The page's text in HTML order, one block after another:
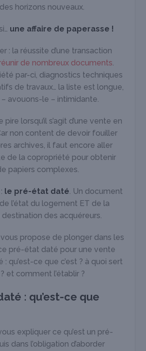
horizons nouveaux.
une affaire de paperasse !
: la réussite d’une transaction
de nombreux documents.
par-ci, diagnostics techniques
de travaux… la liste est longue,
avouons-le – intimidante.
pire lorsqu’il s’agit d’une vente en
non content de devoir fouiller
archives, il faut encore aller
de la copropriété pour obtenir
papiers complexes.
le pré-état daté. Un document
l’état du logement ET de la
des acquéreurs.
vous propose de plonger dans les
pré-état daté pour une vente
qu’est-ce que c’est ? à quoi sert
et comment l’établir ?
: qu’est-ce que
expliquer ce qu’est un pré-
dans l’obligation d’aborder